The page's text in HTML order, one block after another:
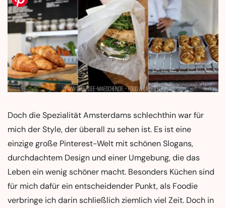
Doch die Spezialität Amsterdams schlechthin war für
mich der Style, der überall zu sehen ist. Es ist eine
einzige große Pinterest-Welt mit schönen Slogans,
durchdachtem Design und einer Umgebung, die das
Leben ein wenig schöner macht. Besonders Küchen sind
für mich dafür ein entscheidender Punkt, als Foodie
verbringe ich darin schließlich ziemlich viel Zeit. Doch in